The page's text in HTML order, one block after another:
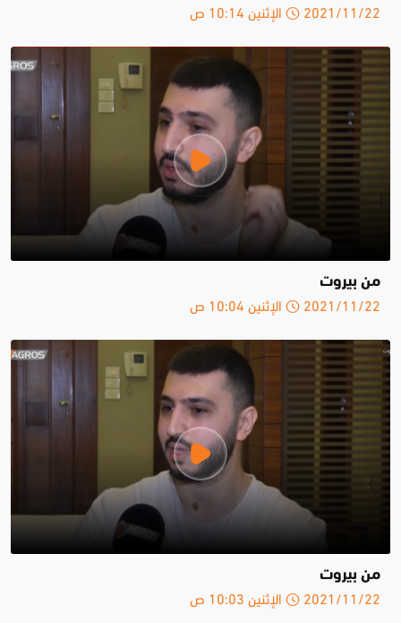
2021/11/22 الإثنين 10:14 ص
من بيروت
2021/11/22 الإثنين 10:04 ص
من بيروت
2021/11/22 الإثنين 10:03 ص